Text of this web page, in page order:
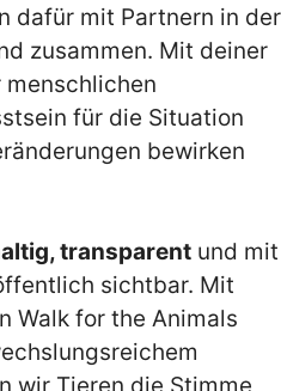
dafür mit Partnern in der
zusammen. Mit deiner
für die Situation
bewirken
transparent und mit
sichtbar. Mit
Walk for the Animals